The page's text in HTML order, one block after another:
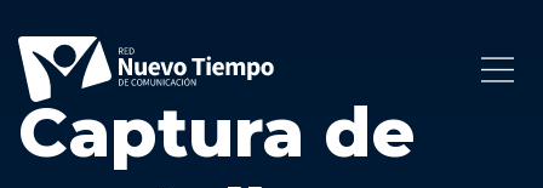
Captura de